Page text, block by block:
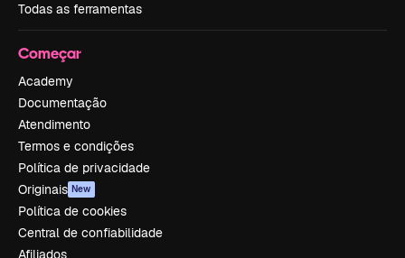
Todas as ferramentas
Começar
Academy
Documentação
Atendimento
Termos e condições
Política de privacidade
Originais New
Política de cookies
Central de confiabilidade
Afiliados